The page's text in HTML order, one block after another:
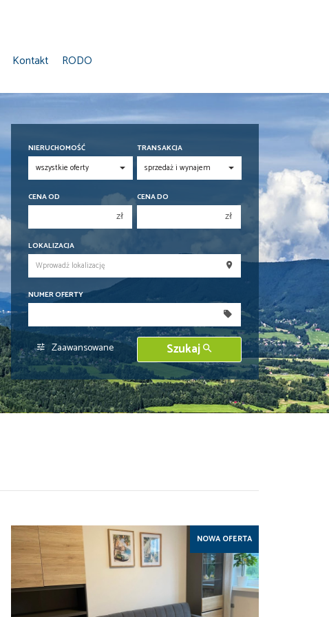
Kontakt RODO
NIERUCHOMOŚĆ TRANSAKCJA
CENA OD
zł
250 000 zł
300 000 zł
400 000 zł
450 000 zł
CENA DO
zł
250 000 zł
300 000 zł
400 000 zł
450 000 zł
LOKALIZACJA
NUMER OFERTY
Zaawansowane Szukaj
NOWA OFERTA